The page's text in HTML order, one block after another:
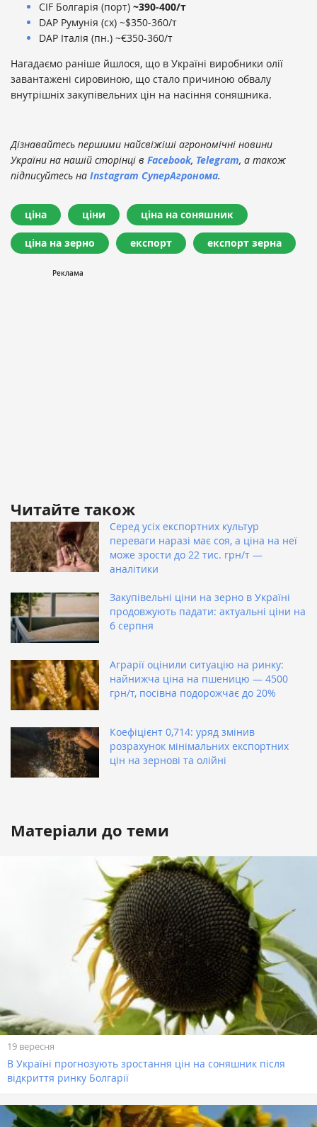
CIF Болгарія (порт) ~390-400/т
DAP Румунія (сх) ~$350-360/т
DAP Італія (пн.) ~€350-360/т
Нагадаємо раніше йшлося, що в Україні виробники олії
завантажені сировиною, що стало причиною обвалу
внутрішніх закупівельних цін на насіння соняшника.
Дізнавайтесь першими найсвіжіші агрономічні новини
України на нашій сторінці в Facebook, Telegram, а також
підписуйтесь на Instagram СуперАгронома.
ціна ціни ціна на соняшник
ціна на зерно експорт експорт зерна
Читайте також
Серед усіх експортних культур
переваги наразі має соя, а ціна на неї
може зрости до 22 тис. грн/т —
аналітики
Закупівельні ціни на зерно в Україні
продовжують падати: актуальні ціни на
6 серпня
Аграрії оцінили ситуацію на ринку:
найнижча ціна на пшеницю — 4500
грн/т, посівна подорожчає до 20%
Коефіцієнт 0,714: уряд змінив
розрахунок мінімальних експортних
цін на зернові та олійні
Матеріали до теми
19 вересня
В Україні прогнозують зростання цін на соняшник після
відкриття ринку Болгарії